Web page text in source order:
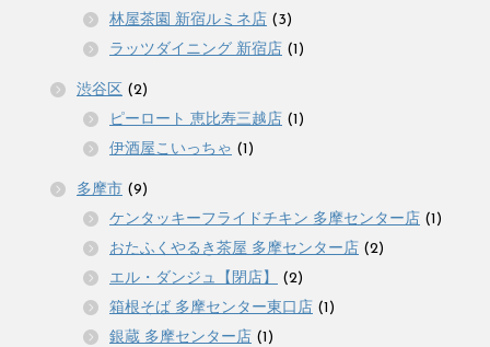
林屋茶園 新宿ルミネ店 (3)
ラッツダイニング 新宿店 (1)
渋谷区 (2)
ピーロート 恵比寿三越店 (1)
伊酒屋こいっちゃ (1)
多摩市 (9)
ケンタッキーフライドチキン 多摩センター店 (1)
おたふくやるき茶屋 多摩センター店 (2)
エル・ダンジュ【閉店】
(2)
箱根そば 多摩センター東口店 (1)
銀蔵 多摩センター店 (1)